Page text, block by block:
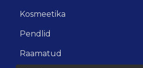
Kosmeetika
Pendlid
Raamatud